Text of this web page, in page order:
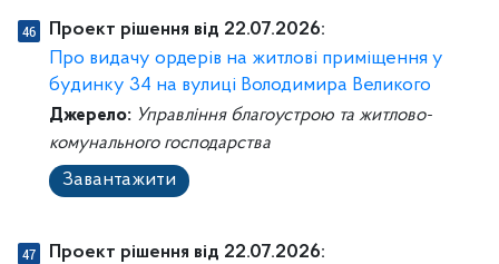
Проект рішення від 22.07.2026:
Про видачу ордерів на житлові приміщення у
будинку 34 на вулиці Володимира Великого
Джерело: Управління благоустрою та житлово-
комунального господарства
Завантажити
Проект рішення від 22.07.2026: